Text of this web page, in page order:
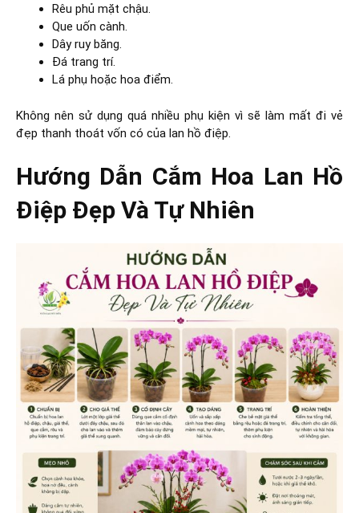
Rêu phủ mặt chậu.
Que uốn cành.
Dây ruy băng.
Đá trang trí.
Lá phụ hoặc hoa điểm.
Không nên sử dụng quá nhiều phụ kiện vì sẽ làm mất đi vẻ
đẹp thanh thoát vốn có của lan hồ điệp.
Hướng Dẫn Cắm Hoa Lan Hồ
Điệp Đẹp Và Tự Nhiên